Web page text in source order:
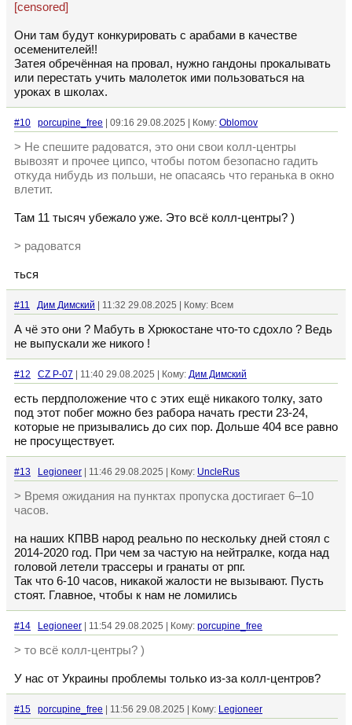
[censored]
Они там будут конкурировать с арабами в качестве
осеменителей!!
Затея обречённая на провал, нужно гандоны прокалывать
или перестать учить малолеток ими пользоваться на
уроках в школах.
#10 porcupine_free | 09:16 29.08.2025 | Кому: Oblomov
> Не спешите радоватся, это они свои колл-центры
вывозят и прочее ципсо, чтобы потом безопасно гадить
откуда нибудь из польши, не опасаясь что геранька в окно
влетит.
Там 11 тысяч убежало уже. Это всё колл-центры? )
> радоватся
ться
#11 Дим Димский | 11:32 29.08.2025 | Кому: Всем
А чё это они ? Мабуть в Хрюкостане что-то сдохло ? Ведь
не выпускали же никого !
#12 CZ P-07 | 11:40 29.08.2025 | Кому: Дим Димский
есть пердположение что с этих ещё никакого толку, зато
под этот побег можно без рабора начать грести 23-24,
которые не призывались до сих пор. Дольше 404 все равно
не просуществует.
#13 Legioneer | 11:46 29.08.2025 | Кому: UncleRus
> Время ожидания на пунктах пропуска достигает 6–10
часов.
на наших КПВВ народ реально по нескольку дней стоял с
2014-2020 год. При чем за частую на нейтралке, когда над
головой летели трассеры и гранаты от рпг.
Так что 6-10 часов, никакой жалости не вызывают. Пусть
стоят. Главное, чтобы к нам не ломились
#14 Legioneer | 11:54 29.08.2025 | Кому: porcupine_free
> то всё колл-центры? )
У нас от Украины проблемы только из-за колл-центров?
#15 porcupine_free | 11:56 29.08.2025 | Кому: Legioneer